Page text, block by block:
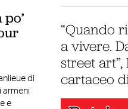
di
armeni
e
“Quando
a vivere.
street
cartaceo